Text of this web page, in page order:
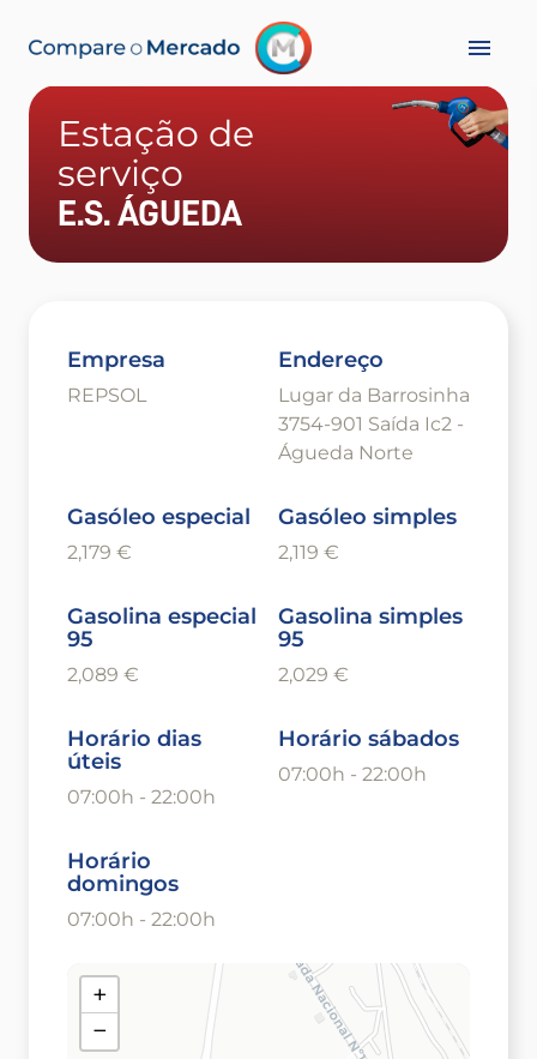
Estação de
serviço
E.S. ÁGUEDA
Empresa
REPSOL
Endereço
Lugar da Barrosinha
3754-901 Saída Ic2 -
Águeda Norte
Gasóleo especial
2,179 €
Gasóleo simples
2,119 €
Gasolina especial
95
2,089 €
Gasolina simples
95
2,029 €
Horário dias
úteis
07:00h - 22:00h
Horário sábados
07:00h - 22:00h
Horário
domingos
07:00h - 22:00h
+
−